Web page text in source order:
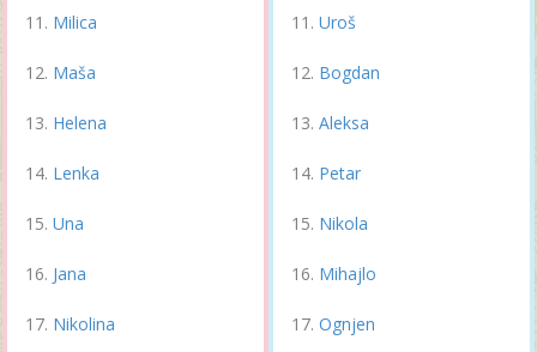
Milica
Maša
Helena
Lenka
Una
Jana
Nikolina
Uroš
Bogdan
Aleksa
Petar
Nikola
Mihajlo
Ognjen